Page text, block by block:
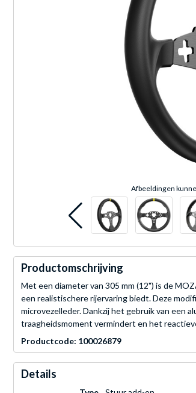
Afbeeldingen
Productomschrijving
Met een diameter van 305 mm (12") is de
een realistischere rijervaring biedt. Deze
microvezelleder. Dankzij het gebruik van een
traagheidsmoment vermindert en het
Productcode: 100026879
Details